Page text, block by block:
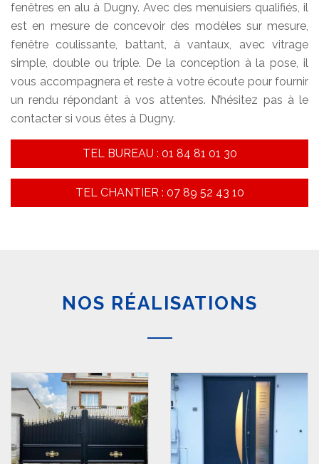
fenêtres en alu à Dugny. Avec des menuisiers qualifiés, il
est en mesure de concevoir des modèles sur mesure,
fenêtre coulissante, battant, à vantaux, avec vitrage
simple, double ou triple. De la conception à la pose, il
vous accompagnera et reste à votre écoute pour fournir
un rendu répondant à vos attentes. N’hésitez pas à le
contacter si vous êtes à Dugny.
TEL BUREAU : 01 84 81 01 30
TEL CHANTIER : 07 89 52 43 10
NOS RÉALISATIONS